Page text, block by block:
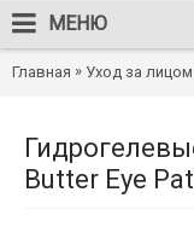
МЕНЮ
Главная » Уход за лицом
Butter Eye